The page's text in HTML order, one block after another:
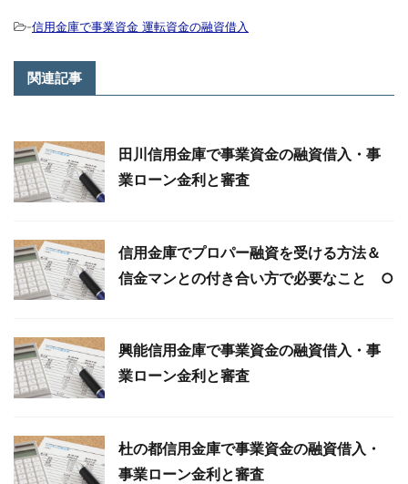
-信用金庫で事業資金 運転資金の融資借入
関連記事
田川信用金庫で事業資金の融資借入・事
業ローン金利と審査
信用金庫でプロパー融資を受ける方法＆
信金マンとの付き合い方で必要なこと ○
興能信用金庫で事業資金の融資借入・事
業ローン金利と審査
杜の都信用金庫で事業資金の融資借入・
事業ローン金利と審査